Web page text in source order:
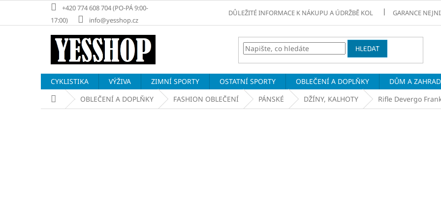
obsah
+420 774 608 704 (PO-PÁ 9:00-
17:00)
info@yesshop.cz
DŮLEŽITÉ INFORMACE K NÁKUPU A ÚDRŽBĚ KOL GARANCE
HLEDAT
CYKLISTIKA VÝŽIVA ZIMNÍ SPORTY OSTATNÍ SPORTY OBLEČENÍ A DOPLŇKY DŮM A
Domů OBLEČENÍ A DOPLŇKY FASHION OBLEČENÍ PÁNSKÉ DŽÍNY, KALHOTY Rifle Devergo